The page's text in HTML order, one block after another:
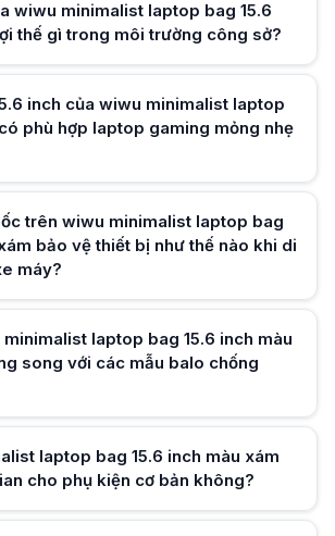
bag 15.6 inch màu xám có đủ không gian cho
bag 15.6 inch màu xám phù hợp mang theo
laptop bag 15.6 inch màu xám có
bag 15.6 inch màu xám sử dụng chất liệu vải
bag 15.6 inch màu xám với thiết kế trơn và
laptop bag 15.6 inch màu xám thay vì túi
bag 15.6 inch màu xám thuộc thương hiệu
wiwu minimalist laptop bag 15.6
thế gì trong môi trường công sở?
inch của wiwu minimalist laptop
phù hợp laptop gaming mỏng nhẹ
trên wiwu minimalist laptop bag
bảo vệ thiết bị như thế nào khi di
máy?
laptop bag 15.6 inch màu
song với các mẫu balo chống
laptop bag 15.6 inch màu xám
cho phụ kiện cơ bản không?